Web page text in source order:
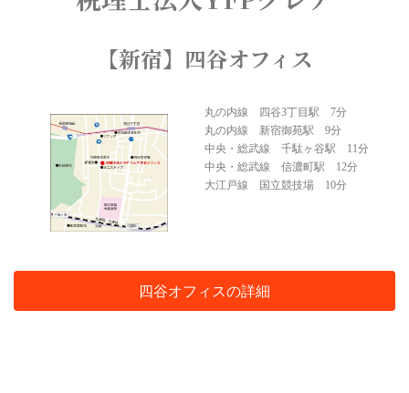
【新宿】四谷オフィス
丸の内線 四谷3丁目駅 7分
丸の内線 新宿御苑駅 9分
中央・総武線 千駄ヶ谷駅 11分
中央・総武線 信濃町駅 12分
大江戸線 国立競技場 10分
四谷オフィスの詳細